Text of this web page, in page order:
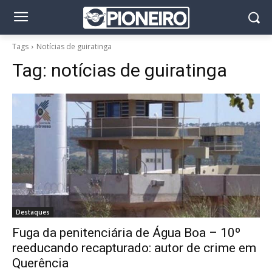
Tags Notícias de guiratinga
Tag: notícias de guiratinga
Destaques
Fuga da penitenciária de Água Boa – 10º
reeducando recapturado: autor de crime em
Querência